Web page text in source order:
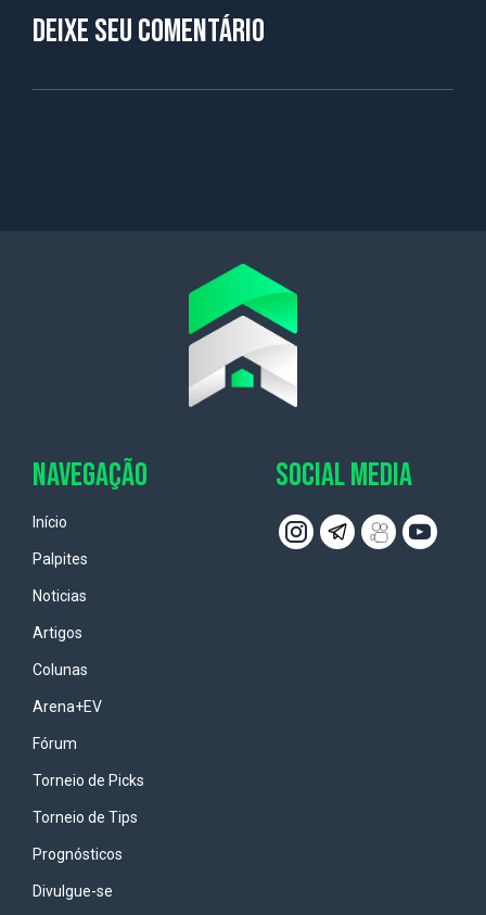
Deixe seu comentário
NAVEGAÇÃO
Início
Palpites
Noticias
Artigos
Colunas
Arena+EV
Fórum
Torneio de Picks
Torneio de Tips
Prognósticos
Divulgue-se
SOCIAL MEDIA